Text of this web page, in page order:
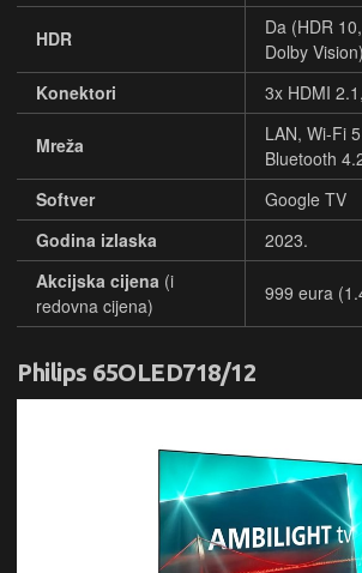
HDR
Da (HDR
Dolby Vision)
Konektori
3x HDMI
Mreža
LAN, Wi-Fi
Bluetooth
Softver
Google TV
Godina izlaska
2023.
Akcijska cijena (i
redovna cijena)
999 eura
Philips 65OLED718/12